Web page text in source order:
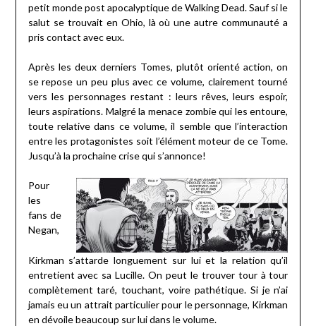
petit monde post apocalyptique de Walking Dead. Sauf si le
salut se trouvait en Ohio, là où une autre communauté a
pris contact avec eux.
Après les deux derniers Tomes, plutôt orienté action, on
se repose un peu plus avec ce volume, clairement tourné
vers les personnages restant : leurs rêves, leurs espoir,
leurs aspirations. Malgré la menace zombie qui les entoure,
toute relative dans ce volume, il semble que l’interaction
entre les protagonistes soit l’élément moteur de ce Tome.
Jusqu’à la prochaine crise qui s’annonce!
Pour
les
fans de
Negan,
Kirkman s’attarde longuement sur lui et la relation qu’il
entretient avec sa Lucille. On peut le trouver tour à tour
complètement taré, touchant, voire pathétique. Si je n’ai
jamais eu un attrait particulier pour le personnage, Kirkman
en dévoile beaucoup sur lui dans le volume.